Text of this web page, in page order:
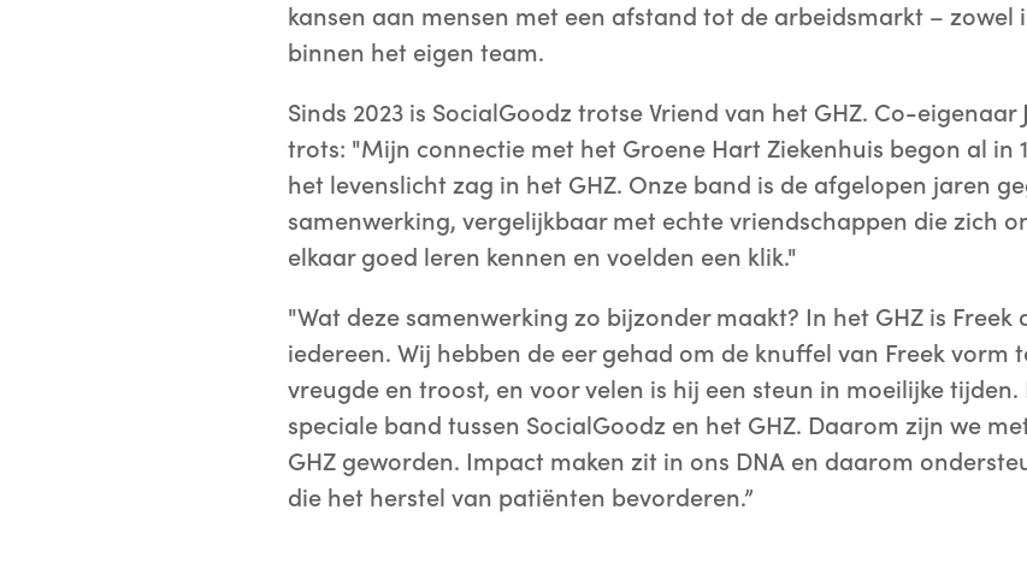
kansen aan mensen met een afstand tot de arbeidsmarkt – zowel
binnen het eigen team.
Sinds 2023 is SocialGoodz trotse Vriend van het GHZ. Co-
trots: "Mijn connectie met het Groene Hart Ziekenhuis begon al in
het levenslicht zag in het GHZ. Onze band is de afgelopen jaren
samenwerking, vergelijkbaar met echte vriendschappen die zich
elkaar goed leren kennen en voelden een klik."
"Wat deze samenwerking zo bijzonder maakt? In het GHZ is Freek
iedereen. Wij hebben de eer gehad om de knuffel van Freek vorm
vreugde en troost, en voor velen is hij een steun in moeilijke
speciale band tussen SocialGoodz en het GHZ. Daarom zijn we
GHZ geworden. Impact maken zit in ons DNA en daarom
die het herstel van patiënten bevorderen.”